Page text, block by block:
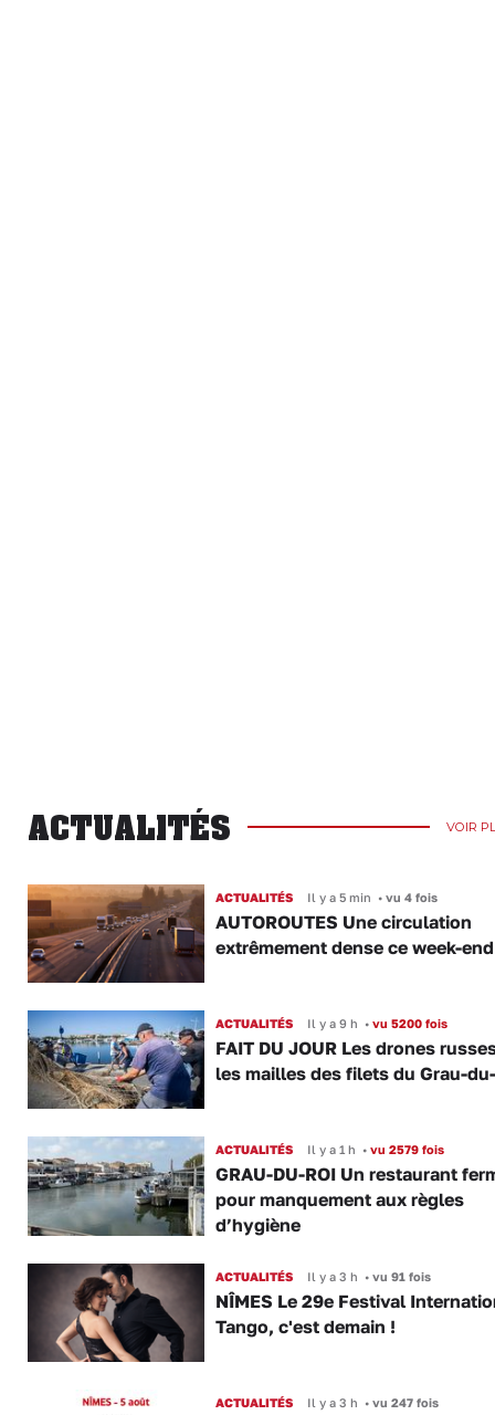
ACTUALITÉS VOIR
ACTUALITÉS Il y a 5 min •vu 4 fois
AUTOROUTES Une circulation
extrêmement dense ce week-end
ACTUALITÉS Il y a 9 h •vu 5200 fois
FAIT DU JOUR Les drones
les mailles des filets du Grau-
ACTUALITÉS Il y a 1 h •vu 2579 fois
GRAU-DU-ROI Un restaurant
pour manquement aux règles
d’hygiène
ACTUALITÉS Il y a 3 h •vu 91 fois
NÎMES Le 29e Festival
Tango, c'est demain !
ACTUALITÉS Il y a 3 h •vu 247 fois